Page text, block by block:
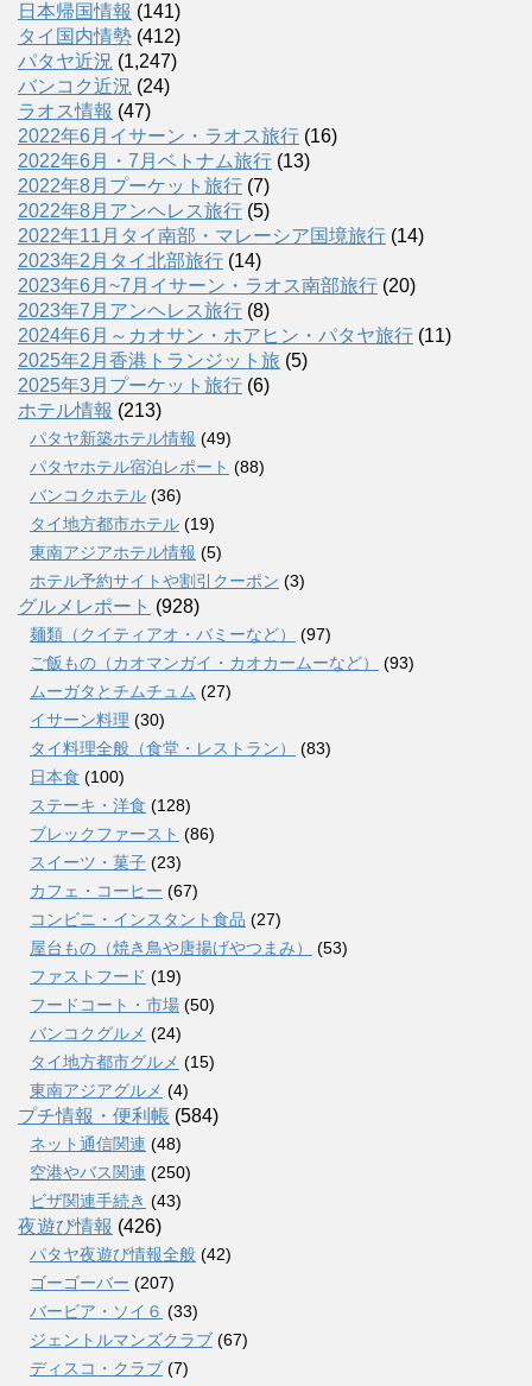
日本帰国情報 (141)
タイ国内情勢 (412)
パタヤ近況 (1,247)
バンコク近況 (24)
ラオス情報 (47)
2022年6月イサーン・ラオス旅行 (16)
2022年6月・7月ベトナム旅行 (13)
2022年8月プーケット旅行 (7)
2022年8月アンヘレス旅行 (5)
2022年11月タイ南部・マレーシア国境旅行 (14)
2023年2月タイ北部旅行 (14)
2023年6月~7月イサーン・ラオス南部旅行 (20)
2023年7月アンヘレス旅行 (8)
2024年6月～カオサン・ホアヒン・パタヤ旅行 (11)
2025年2月香港トランジット旅 (5)
2025年3月プーケット旅行 (6)
ホテル情報 (213)
パタヤ新築ホテル情報 (49)
パタヤホテル宿泊レポート (88)
バンコクホテル (36)
タイ地方都市ホテル (19)
東南アジアホテル情報 (5)
ホテル予約サイトや割引クーポン (3)
グルメレポート (928)
麺類（クイティアオ・バミーなど）
(97)
ご飯もの（カオマンガイ・カオカームーなど）
(93)
ムーガタとチムチュム (27)
イサーン料理 (30)
タイ料理全般（食堂・レストラン）
(83)
日本食 (100)
ステーキ・洋食 (128)
ブレックファースト (86)
スイーツ・菓子 (23)
カフェ・コーヒー (67)
コンビニ・インスタント食品 (27)
屋台もの（焼き鳥や唐揚げやつまみ）
(53)
ファストフード (19)
フードコート・市場 (50)
バンコクグルメ (24)
タイ地方都市グルメ (15)
東南アジアグルメ (4)
プチ情報・便利帳 (584)
ネット通信関連 (48)
空港やバス関連 (250)
ビザ関連手続き (43)
夜遊び情報 (426)
パタヤ夜遊び情報全般 (42)
ゴーゴーバー (207)
バービア・ソイ６ (33)
ジェントルマンズクラブ (67)
ディスコ・クラブ (7)